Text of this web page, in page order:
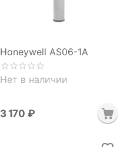
Honeywell AS06-1A
Нет в наличии
3 170 ₽